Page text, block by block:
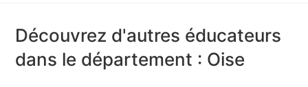
Découvrez d'autres éducateurs
dans le département : Oise